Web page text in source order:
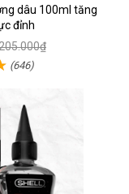
dâu 100ml tăng
đỉnh
(646)